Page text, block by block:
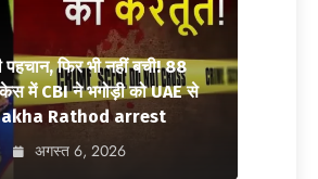
पहचान, फिर भी नहीं बची! 88
में CBI ने भगोड़ी को UAE से
Rathod arrest
अगस्त 6, 2026